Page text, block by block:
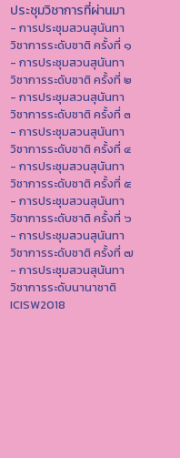
ประชุมวิชาการที่ผ่านมา
- การประชุมสวนสุนันทา
วิชาการระดับชาติ ครั้งที่ ๑
- การประชุมสวนสุนันทา
วิชาการระดับชาติ ครั้งที่ ๒
- การประชุมสวนสุนันทา
วิชาการระดับชาติ ครั้งที่ ๓
- การประชุมสวนสุนันทา
วิชาการระดับชาติ ครั้งที่ ๔
- การประชุมสวนสุนันทา
วิชาการระดับชาติ ครั้งที่ ๕
- การประชุมสวนสุนันทา
วิชาการระดับชาติ ครั้งที่ ๖
- การประชุมสวนสุนันทา
วิชาการระดับชาติ ครั้งที่ ๗
- การประชุมสวนสุนันทา
วิชาการระดับนานาชาติ
ICISW2018